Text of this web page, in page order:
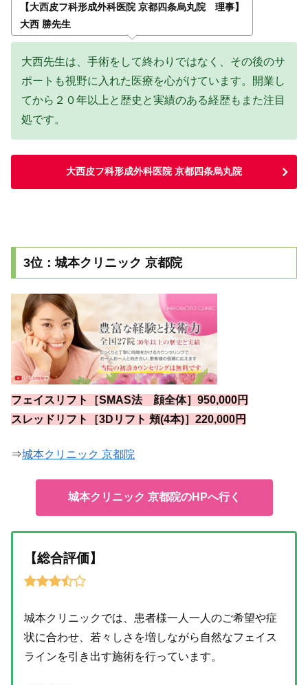
【大西皮フ科形成外科医院 京都四条烏丸院 理事】
大西 勝先生
大西先生は、手術をして終わりではなく、その後のサ
ポートも視野に入れた医療を心がけています。開業し
てから２０年以上と歴史と実績のある経歴もまた注目
処です。
大西皮フ科形成外科医院 京都四条烏丸院
3位：城本クリニック 京都院
フェイスリフト［SMAS法 顔全体］950,000円
スレッドリフト［3Dリフト 頬(4本)］220,000円
⇒城本クリニック 京都院
城本クリニック 京都院のHPへ行く
【総合評価】
城本クリニックでは、患者様一人一人のご希望や症
状に合わせ、若々しさを増しながら自然なフェイス
ラインを引き出す施術を行っています。